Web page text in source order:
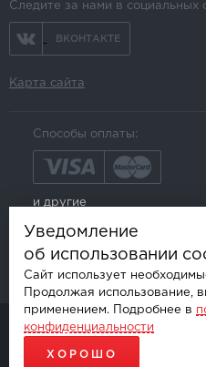
Следите за нами в социальных
ВКОНТАКТЕ
Карта сайта
Способы оплаты:
и другие
© AKSGROUP, 2026.
ПРОДАЖА И УСТАНОВКА
Уведомление
об использовании
Сайт использует
Продолжая использование,
применением. Подробнее в
конфиденциальности
ХОРОШО